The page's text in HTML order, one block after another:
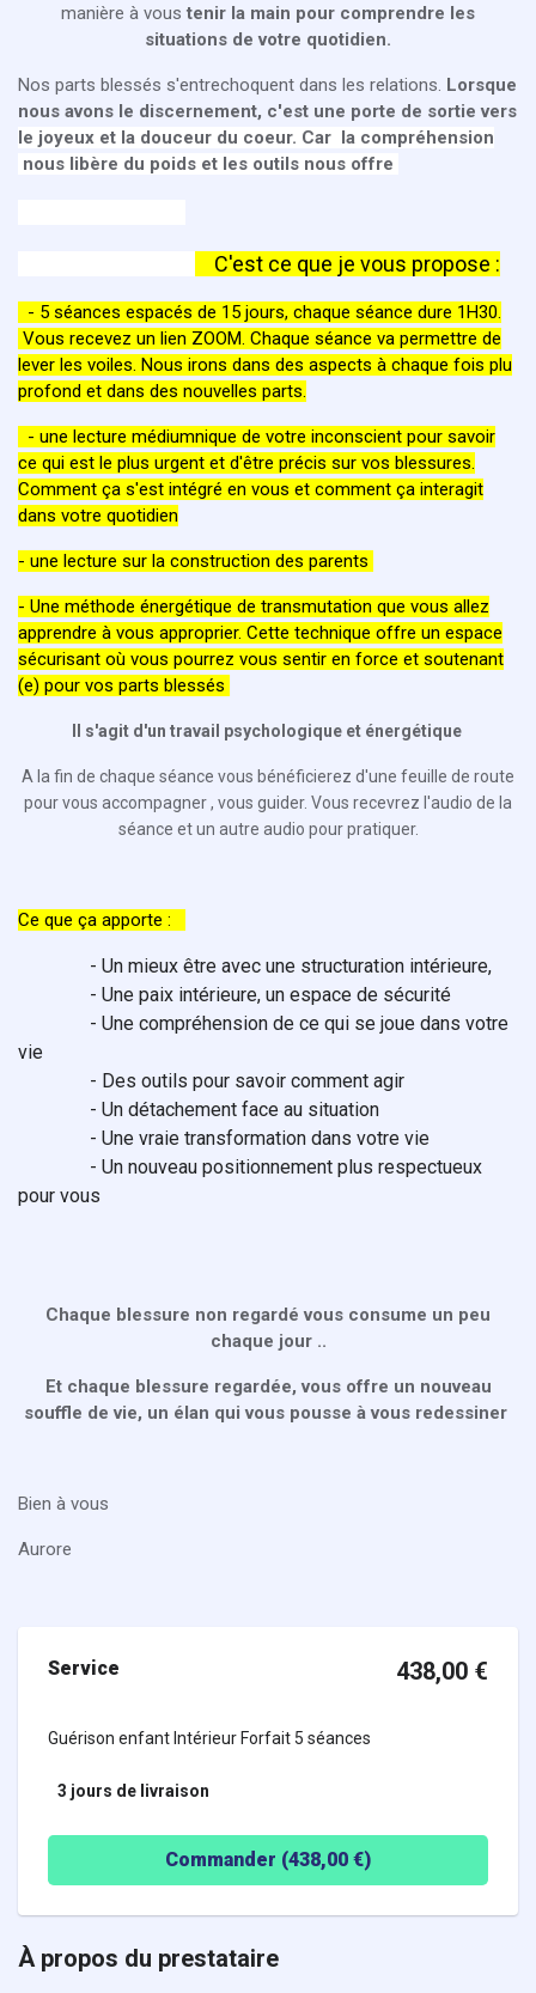
manière à vous tenir la main pour comprendre les
situations de votre quotidien.
Nos parts blessés s'entrechoquent dans les relations. Lorsque
nous avons le discernement, c'est une porte de sortie vers
le joyeux et la douceur du coeur. Car la compréhension
nous libère du poids et les outils nous offre
C'est ce que je vous propose :
- 5 séances espacés de 15 jours, chaque séance dure 1H30.
Vous recevez un lien ZOOM. Chaque séance va permettre de
lever les voiles. Nous irons dans des aspects à chaque fois plu
profond et dans des nouvelles parts.
- une lecture médiumnique de votre inconscient pour savoir
ce qui est le plus urgent et d'être précis sur vos blessures.
Comment ça s'est intégré en vous et comment ça interagit
dans votre quotidien
- une lecture sur la construction des parents
- Une méthode énergétique de transmutation que vous allez
apprendre à vous approprier. Cette technique offre un espace
sécurisant où vous pourrez vous sentir en force et soutenant
(e) pour vos parts blessés
Il s'agit d'un travail psychologique et énergétique
A la fin de chaque séance vous bénéficierez d'une feuille de route
pour vous accompagner , vous guider. Vous recevrez l'audio de la
séance et un autre audio pour pratiquer.
Ce que ça apporte :
- Un mieux être avec une structuration intérieure,
- Une paix intérieure, un espace de sécurité
- Une compréhension de ce qui se joue dans votre
vie
- Des outils pour savoir comment agir
- Un détachement face au situation
- Une vraie transformation dans votre vie
- Un nouveau positionnement plus respectueux
pour vous
Chaque blessure non regardé vous consume un peu
chaque jour ..
Et chaque blessure regardée, vous offre un nouveau
souffle de vie, un élan qui vous pousse à vous redessiner
Bien à vous
Aurore
Service 438,00 €
Guérison enfant Intérieur Forfait 5 séances
3 jours de livraison
Commander (438,00 €)
À propos du prestataire